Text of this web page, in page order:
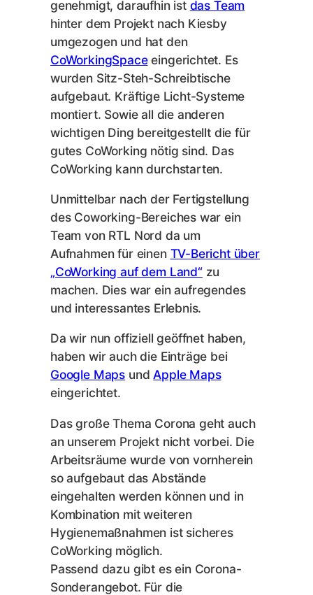
genehmigt, daraufhin ist das Team
hinter dem Projekt nach Kiesby
umgezogen und hat den
CoWorkingSpaceeingerichtet. Es
wurden Sitz-Steh-Schreibtische
aufgebaut. Kräftige Licht-Systeme
montiert. Sowie all die anderen
wichtigen Ding bereitgestellt die für
gutes CoWorking nötig sind. Das
CoWorking kann durchstarten.
Unmittelbar nach der Fertigstellung
des Coworking-Bereiches war ein
Team von RTL Nord da um
Aufnahmen für einen TV-Bericht über
„CoWorking auf dem Land“zu
machen. Dies war ein aufregendes
und interessantes Erlebnis.
Da wir nun offiziell geöffnet haben,
haben wir auch die Einträge bei
Google Maps undApple Maps
eingerichtet.
Das große Thema Corona geht auch
an unserem Projekt nicht vorbei. Die
Arbeitsräume wurde von vornherein
so aufgebaut das Abstände
eingehalten werden können und in
Kombination mit weiteren
Hygienemaßnahmen ist sicheres
CoWorking möglich.
Passend dazu gibt es ein Corona-
Sonderangebot. Für die